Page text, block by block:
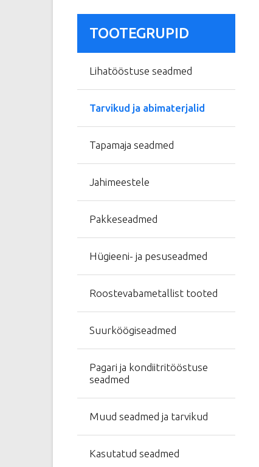
TOOTEGRUPID
Lihatööstuse seadmed
Tarvikud ja abimaterjalid
Tapamaja seadmed
Jahimeestele
Pakkeseadmed
Hügieeni- ja pesuseadmed
Roostevabametallist tooted
Suurköögiseadmed
Pagari ja kondiitritööstuse
seadmed
Muud seadmed ja tarvikud
Kasutatud seadmed